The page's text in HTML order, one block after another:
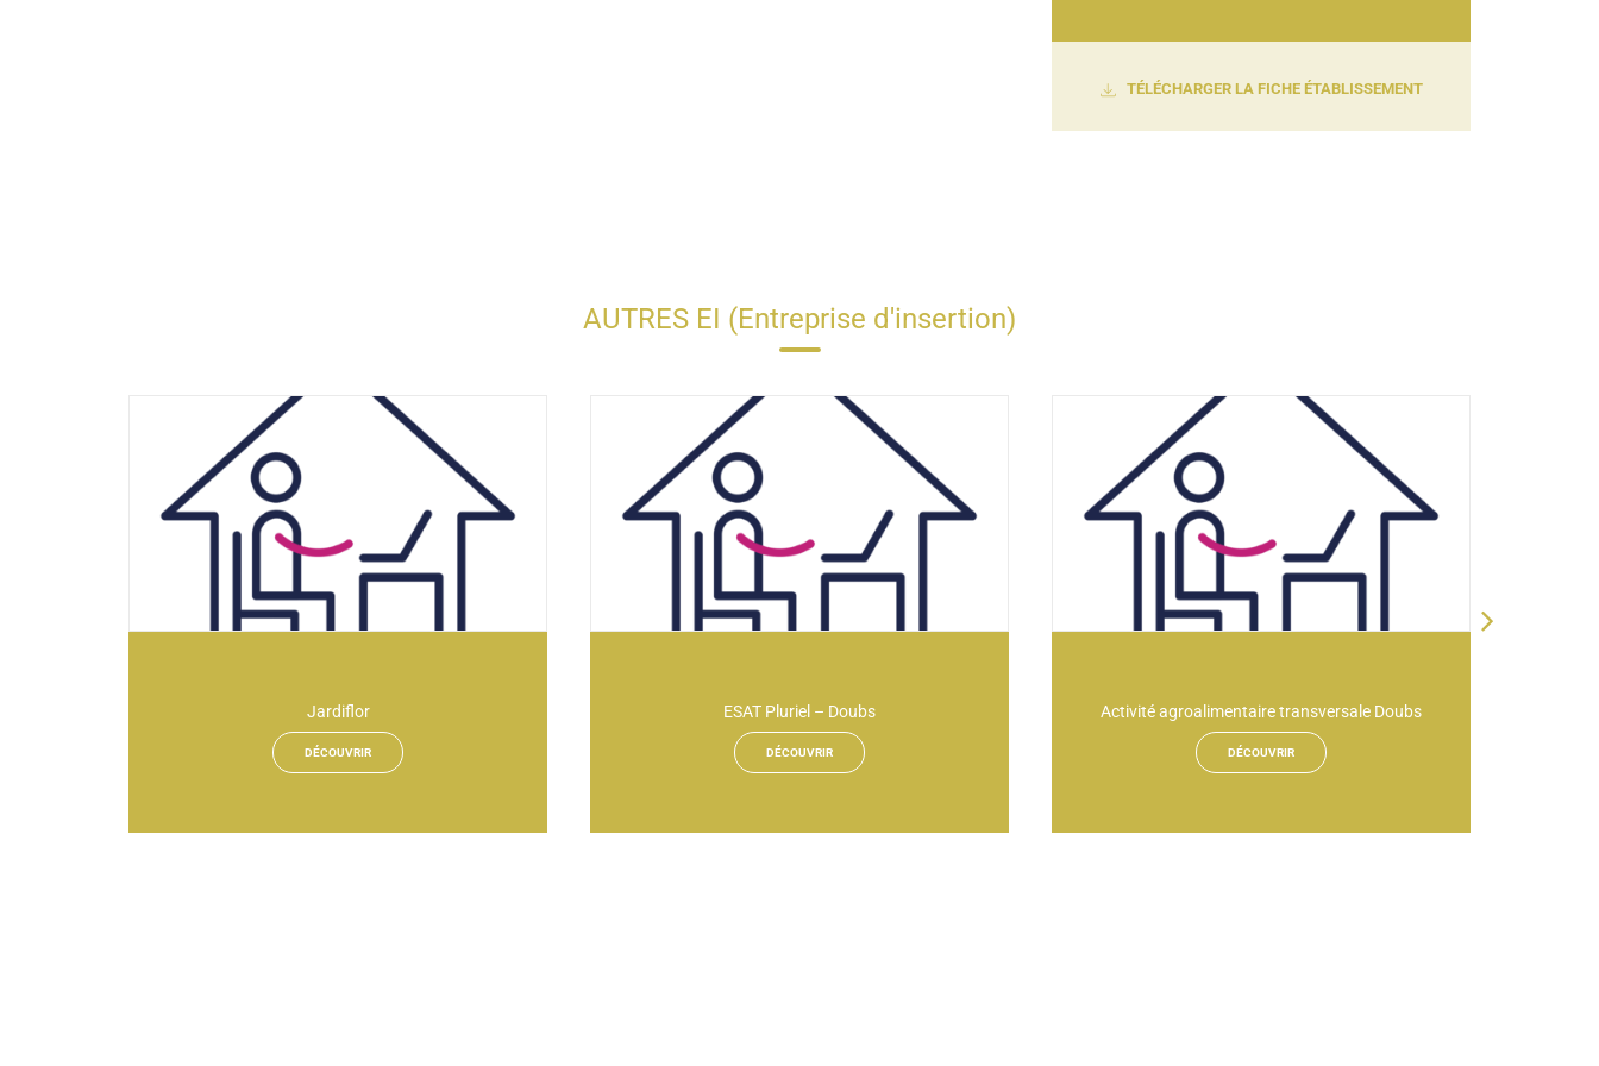
TÉLÉCHARGER LA FICHE ÉTABLISSEMENT
AUTRES EI (Entreprise d'insertion)
Jardiflor
DÉCOUVRIR
ESAT Pluriel – Doubs
DÉCOUVRIR
Activité agroalimentaire transversale Doubs
DÉCOUVRIR